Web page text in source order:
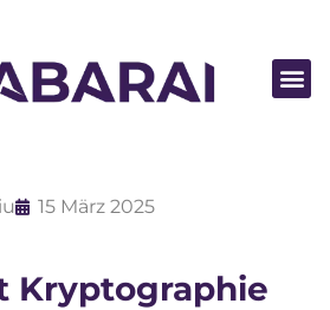
15 März 2025
Kryptographie